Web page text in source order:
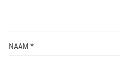
NAAM *